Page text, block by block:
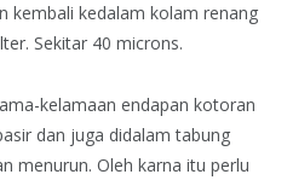
kembali kedalam kolam renang
Sekitar 40 microns.
kelamaan endapan kotoran
dan juga didalam tabung
menurun. Oleh karna itu perlu